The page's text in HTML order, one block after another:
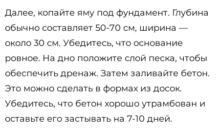
Далее, копайте яму под фундамент. Глубина
обычно составляет 50-70 см, ширина —
около 30 см. Убедитесь, что основание
ровное. На дно положите слой песка, чтобы
обеспечить дренаж. Затем заливайте бетон.
Это можно сделать в формах из досок.
Убедитесь, что бетон хорошо утрамбован и
оставьте его застывать на 7-10 дней.